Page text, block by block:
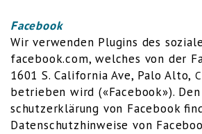
Face­book
Wir ver­wen­den Plug­ins des
facebook.com, wel­ches von der
1601 S. Cali­for­nia Ave, Palo Alto,
betrie­ben wird («Face­book»).
schutz­er­klä­rung von Face­book
Daten­schutz­hin­wei­se von